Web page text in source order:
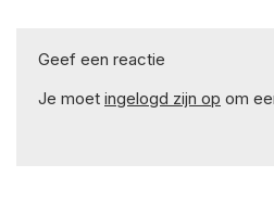
Geef een reactie
Je moet ingelogd zijn op om